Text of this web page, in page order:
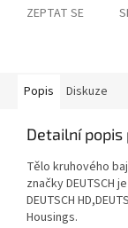
ZEPTAT SE
Popis Diskuze
Detailní popis
Tělo kruhového
značky DEUTSCH
DEUTSCH
Housings.